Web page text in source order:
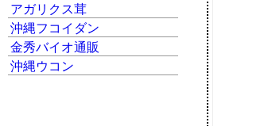
アガリクス茸
沖縄フコイダン
金秀バイオ通販
沖縄ウコン